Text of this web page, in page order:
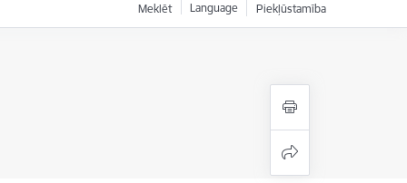
Meklēt Language Piekļūstamība